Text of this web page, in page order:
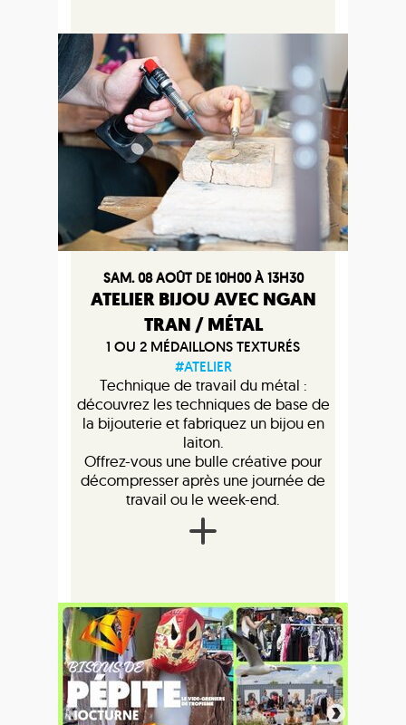
SAM. 08 AOÛT DE 10H00 À 13H30
ATELIER BIJOU AVEC NGAN
TRAN / MÉTAL
1 OU 2 MÉDAILLONS TEXTURÉS
#ATELIER
Technique de travail du métal :
découvrez les techniques de base de
la bijouterie et fabriquez un bijou en
laiton.
Offrez-vous une bulle créative pour
décompresser après une journée de
travail ou le week-end.